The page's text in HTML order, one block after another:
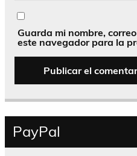
Guarda mi nombre,
este navegador para la
PayPal